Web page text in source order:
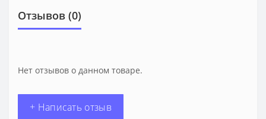
Отзывов (0)
Нет отзывов о данном товаре.
+ Написать отзыв